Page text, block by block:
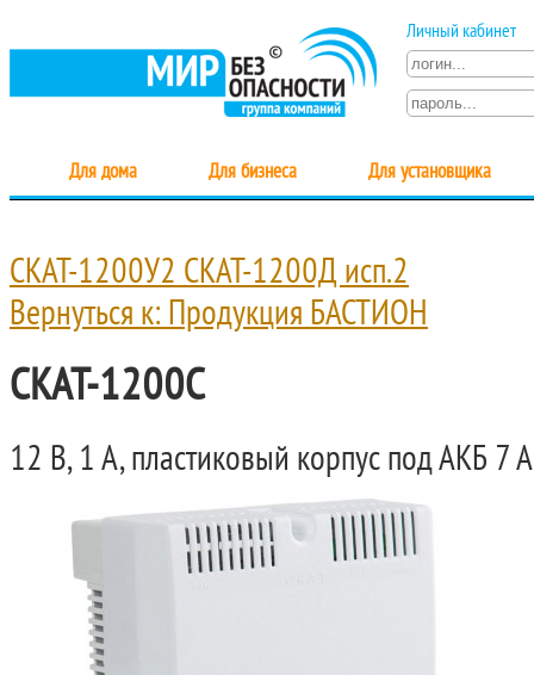
Личный кабинет
Для дома Для бизнеса Для установщика
СКАТ-1200У2 СКАТ-1200Д исп.2
Вернуться к: Продукция БАСТИОН
СКАТ-1200С
12 В, 1 А, пластиковый корпус под АКБ 7